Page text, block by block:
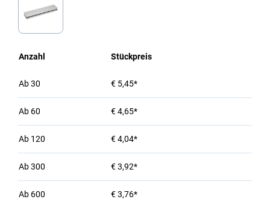
Anzahl Stückpreis
Ab30 € 5,45*
Ab 60 € 4,65*
Ab 120 € 4,04*
Ab300 € 3,92*
Ab 600 € 3,76*